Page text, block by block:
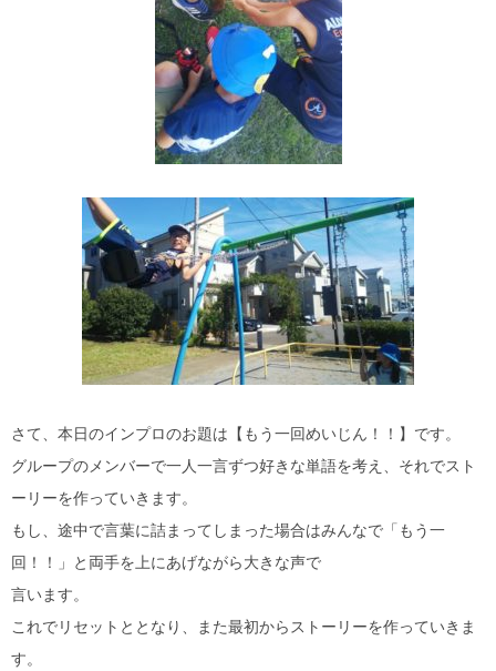
さて、本日のインプロのお題は【もう一回めいじん！！】です。
グループのメンバーで一人一言ずつ好きな単語を考え、それでスト
ーリーを作っていきます。
もし、途中で言葉に詰まってしまった場合はみんなで「もう一
回！！」と両手を上にあげながら大きな声で
言います。
これでリセットととなり、また最初からストーリーを作っていきま
す。